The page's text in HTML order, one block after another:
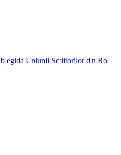
egida Uniunii Scriitorilor din Ro